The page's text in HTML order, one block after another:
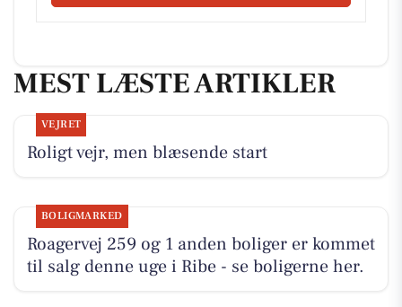
MEST LÆSTE ARTIKLER
VEJRET
Roligt vejr, men blæsende start
BOLIGMARKED
Roagervej 259 og 1 anden boliger er kommet
til salg denne uge i Ribe - se boligerne her.